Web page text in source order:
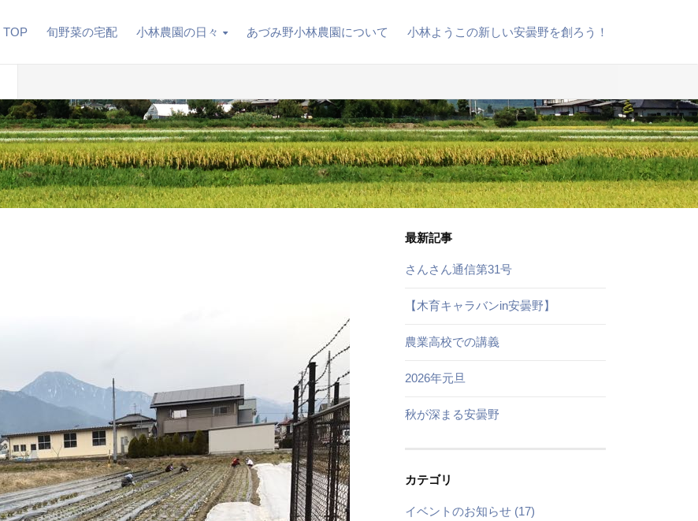
TOP 旬野菜の宅配 小林農園の日々 あづみ野小林農園について 小林ようこの新しい安曇野を創ろう！
最新記事
さんさん通信第31号
【木育キャラバンin安曇野】
農業高校での講義
2026年元旦
秋が深まる安曇野
カテゴリ
イベントのお知らせ (17)